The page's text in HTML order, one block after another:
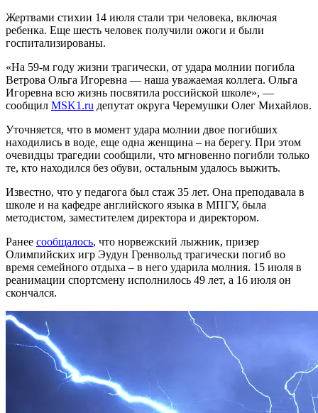
Жертвами стихии 14 июля стали три человека, включая
ребенка. Еще шесть человек получили ожоги и были
госпитализированы.
«На 59-м году жизни трагически, от удара молнии погибла
Ветрова Ольга Игоревна — наша уважаемая коллега. Ольга
Игоревна всю жизнь посвятила российской школе», —
сообщил MSK1.ru депутат округа Черемушки Олег Михайлов.
Уточняется, что в момент удара молнии двое погибших
находились в воде, еще одна женщина – на берегу. При этом
очевидцы трагедии сообщили, что мгновенно погибли только
те, кто находился без обуви, остальным удалось выжить.
Известно, что у педагога был стаж 35 лет. Она преподавала в
школе и на кафедре английского языка в МПГУ, была
методистом, заместителем директора и директором.
Ранее сообщалось, что норвежский лыжник, призер
Олимпийских игр Эудун Гренвольд трагически погиб во
время семейного отдыха – в него ударила молния. 15 июля в
реанимации спортсмену исполнилось 49 лет, а 16 июля он
скончался.